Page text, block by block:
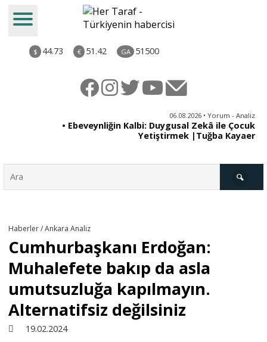
$ 44.73 € 51.42 GA 51500
06.08.2026 • Yorum - Analiz
• Ebeveynliğin Kalbi: Duygusal Zekâ ile Çocuk
Yetiştirmek |Tuğba Kayaer
Derkenar
Sivil Toplum
Haberler / Ankara Analiz
Cumhurbaşkanı Erdoğan:
Muhalefete bakıp da asla
umutsuzluğa kapılmayın.
Alternatifsiz değilsiniz
19.02.2024